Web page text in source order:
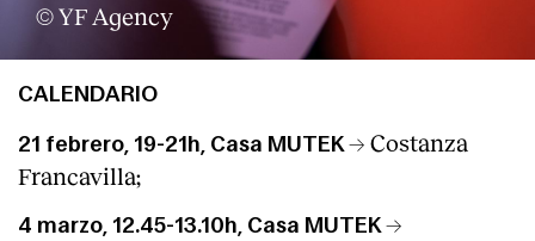
© YF Agency
CALENDARIO
21 febrero, 19-21h, Casa MUTEK → Costanza
Francavilla;
4 marzo, 12.45-13.10h, Casa MUTEK →